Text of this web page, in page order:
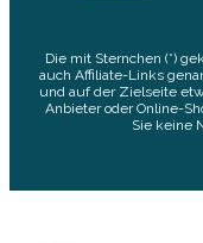
Die mit Sternchen (*)
auch Affiliate-Links
und auf der Zielseite
Anbieter oder Online-
Sie keine